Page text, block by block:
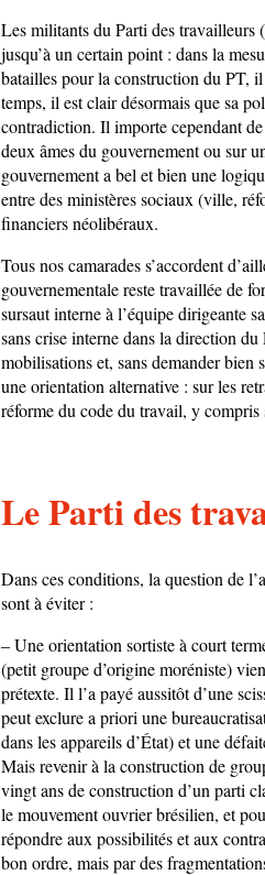
Les militants du Parti des travailleurs
jusqu’à un certain point : dans la
batailles pour la construction du PT,
temps, il est clair désormais que sa
contradiction. Il importe cependant
deux âmes du gouvernement ou sur
gouvernement a bel et bien une
entre des ministères sociaux (ville,
financiers néolibéraux.
Tous nos camarades s’accordent
gouvernementale reste travaillée de
sursaut interne à l’équipe dirigeante
sans crise interne dans la direction
mobilisations et, sans demander bien
une orientation alternative : sur les
réforme du code du travail, y compris
Le Parti des
Dans ces conditions, la question de
sont à éviter :
– Une orientation sortiste à court
(petit groupe d’origine moréniste)
prétexte. Il l’a payé aussitôt d’une
peut exclure a priori une
dans les appareils d’État) et une
Mais revenir à la construction de
vingt ans de construction d’un parti
le mouvement ouvrier brésilien, et
répondre aux possibilités et aux
bon ordre, mais par des